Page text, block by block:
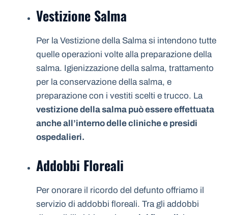
Vestizione Salma
Per la Vestizione della Salma si intendono tutte
quelle operazioni volte alla preparazione della
salma. Igienizzazione della salma, trattamento
per la conservazione della salma, e
preparazione con i vestiti scelti e trucco. La
vestizione della salma può essere effettuata
anche all’interno delle cliniche e presidi
ospedalieri.
Addobbi Floreali
Per onorare il ricordo del defunto offriamo il
servizio di addobbi floreali. Tra gli addobbi